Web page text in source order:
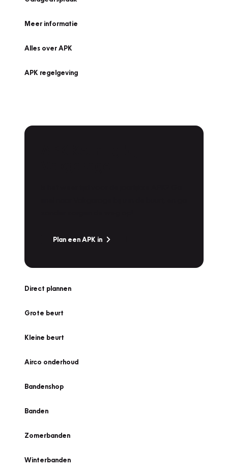
Meer informatie
Alles over APK
APK regelgeving
Plan een APK in
Direct plannen
Grote beurt
Kleine beurt
Airco onderhoud
Bandenshop
Banden
Zomerbanden
Winterbanden